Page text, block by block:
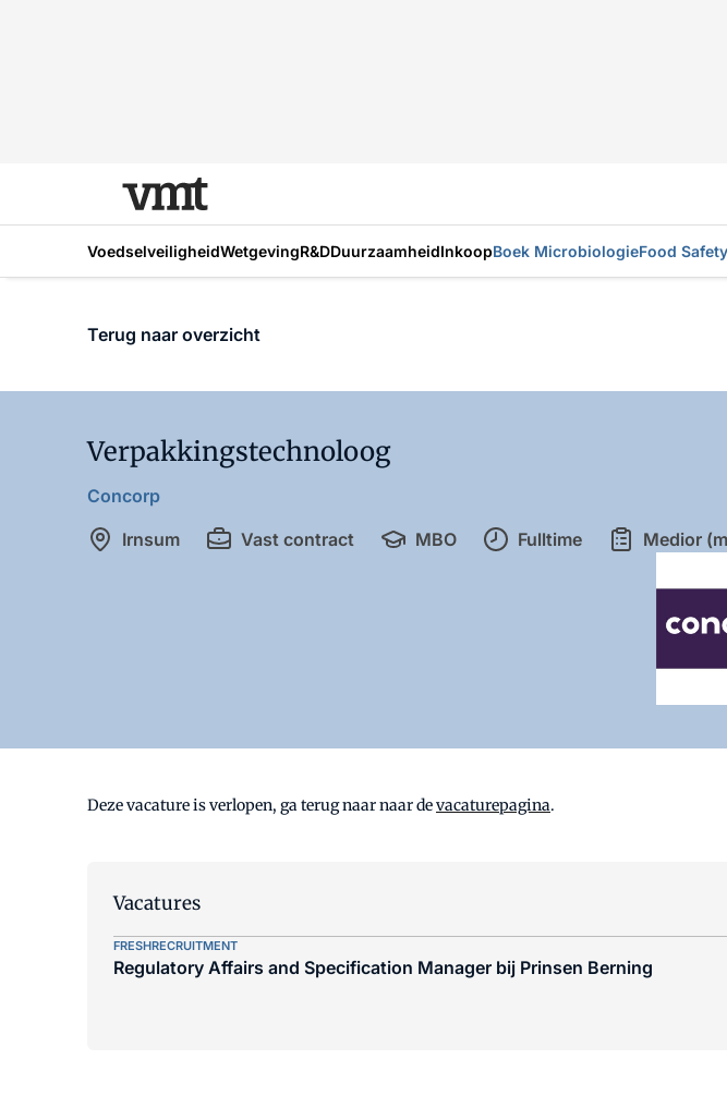
VoedselveiligheidWetgevingR&DDuurzaamheidInkoopBoek MicrobiologieFood
Terug naar overzicht
Verpakkingstechnoloog
Concorp
Irnsum
Vast contract MBO Fulltime Medior
Deze vacature is verlopen, ga terug naar naar devacaturepagina.
Vacatures
FRESHRECRUITMENT
Regulatory Affairs and Specification Manager bij Prinsen Berning